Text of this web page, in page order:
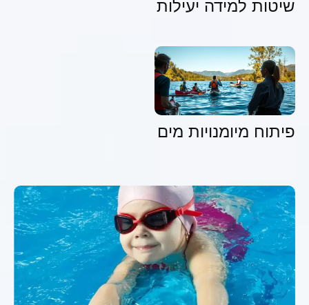
שיטות למידה יעילות
פיתוח מיומנויות מים